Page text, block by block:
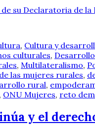
su Declaratoria de la
, Cultura y
culturales,
, Multilateralismo,
las mujeres rurales,
rural,
, ONU Mujeres, reto
y el